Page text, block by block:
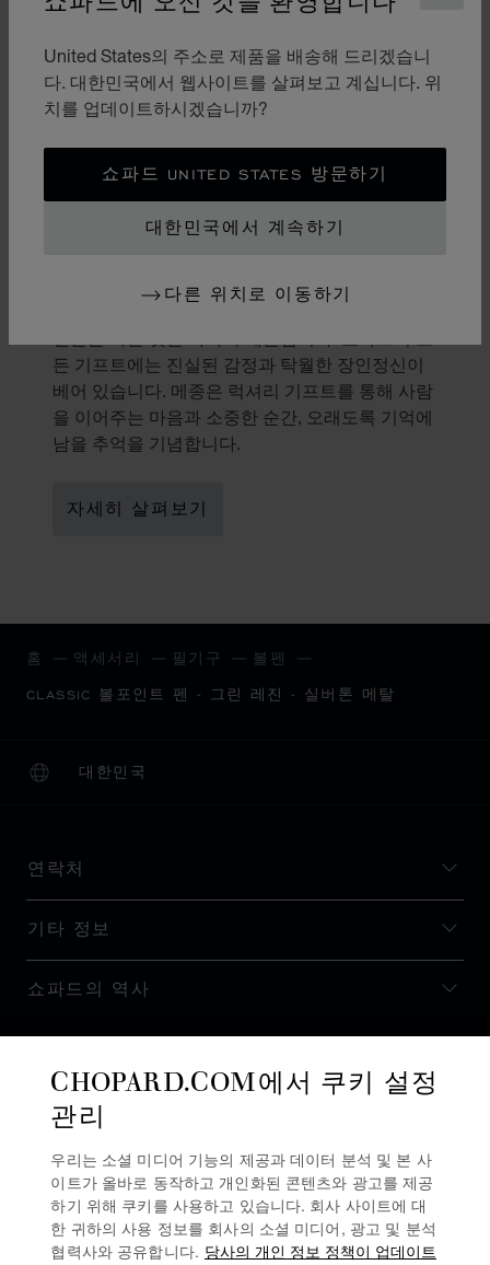
United States의 주소로 제품을 배송해 드리겠습니
다. 대한민국에서 웹사이트를 살펴보고 계십니다. 위
치를 업데이트하시겠습니까?
쇼파드 UNITED STATES 방문하기
대한민국에서 계속하기
다른 위치로 이동하기
선물의 미학
든 기프트에는 진실된 감정과 탁월한 장인정신이
베어 있습니다. 메종은 럭셔리 기프트를 통해 사람
을 이어주는 마음과 소중한 순간, 오래도록 기억에
남을 추억을 기념합니다.
자세히 살펴보기
홈 액세서리 필기구 볼펜
CLASSIC 볼포인트 펜 - 그린 레진 - 실버톤 메탈
대한민국
현지화(국가 변경)
국가 변경
연락처
기타 정보
쇼파드의 역사
뉴스레터 구독
CHOPARD.COM에서 쿠키 설정
관리
우리는 소셜 미디어 기능의 제공과 데이터 분석 및 본 사
이트가 올바로 동작하고 개인화된 콘텐츠와 광고를 제공
하기 위해 쿠키를 사용하고 있습니다. 회사 사이트에 대
한 귀하의 사용 정보를 회사의 소셜 미디어, 광고 및 분석
협력사와 공유합니다. 당사의 개인 정보 정책이 업데이트